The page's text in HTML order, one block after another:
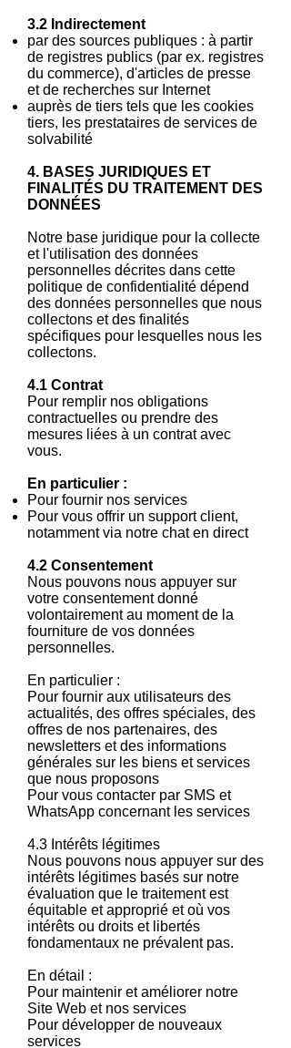
3.2 Indirectement
par des sources publiques : à partir
de registres publics (par ex. registres
du commerce), d'articles de presse
et de recherches sur Internet
auprès de tiers tels que les cookies
tiers, les prestataires de services de
solvabilité
4. BASES JURIDIQUES ET
FINALITÉS DU TRAITEMENT DES
DONNÉES
Notre base juridique pour la collecte
et l'utilisation des données
personnelles décrites dans cette
politique de confidentialité dépend
des données personnelles que nous
collectons et des finalités
spécifiques pour lesquelles nous les
collectons.
4.1 Contrat
Pour remplir nos obligations
contractuelles ou prendre des
mesures liées à un contrat avec
vous.
En particulier :
Pour fournir nos services
Pour vous offrir un support client,
notamment via notre chat en direct
4.2 Consentement
Nous pouvons nous appuyer sur
votre consentement donné
volontairement au moment de la
fourniture de vos données
personnelles.
En particulier :
Pour fournir aux utilisateurs des
actualités, des offres spéciales, des
offres de nos partenaires, des
newsletters et des informations
générales sur les biens et services
que nous proposons
Pour vous contacter par SMS et
WhatsApp concernant les services
4.3 Intérêts légitimes
Nous pouvons nous appuyer sur des
intérêts légitimes basés sur notre
évaluation que le traitement est
équitable et approprié et où vos
intérêts ou droits et libertés
fondamentaux ne prévalent pas.
En détail :
Pour maintenir et améliorer notre
Site Web et nos services
Pour développer de nouveaux
services